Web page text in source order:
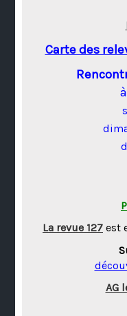
Carte des
La revue 127 est
AG